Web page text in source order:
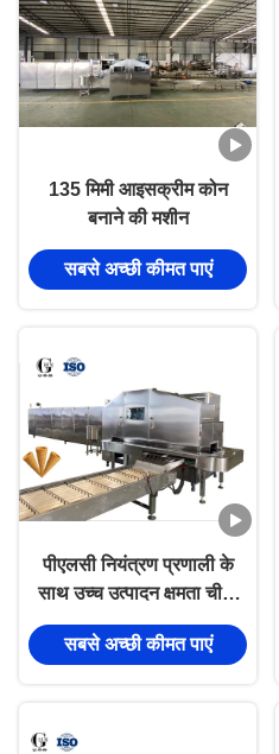
135 मिमी आइसक्रीम कोन
बनाने की मशीन
सबसे अच्छी कीमत पाएं
पीएलसी नियंत्रण प्रणाली के
साथ उच्च उत्पादन क्षमता चीनी
शंकु बेकिंग मशीन
10000pcs/hour
सबसे अच्छी कीमत पाएं